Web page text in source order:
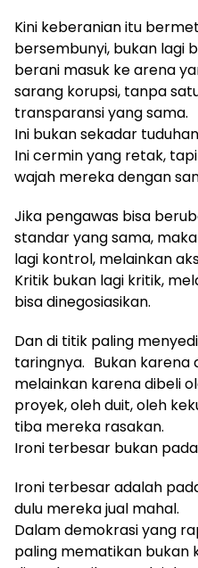
Kini keberanian itu
bersembunyi, bukan lagi
berani masuk ke arena
sarang korupsi, tanpa
transparansi yang sama.
Ini bukan sekadar
Ini cermin yang retak,
wajah mereka dengan
Jika pengawas bisa
standar yang sama,
lagi kontrol, melainkan
Kritik bukan lagi kritik,
bisa dinegosiasikan.
Dan di titik paling
taringnya. Bukan karena
melainkan karena dibeli
proyek, oleh duit, oleh
tiba mereka rasakan.
Ironi terbesar bukan
Ironi terbesar adalah
dulu mereka jual mahal.
Dalam demokrasi yang
paling mematikan bukan